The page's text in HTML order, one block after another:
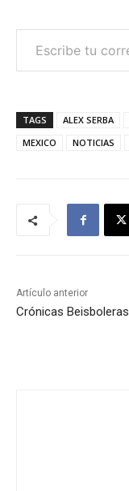
Escribe tu correo electrónico…
TAGS ALEX SERBA
MEXICO
NOTICIAS
Artículo anterior
Crónicas Beisboleras